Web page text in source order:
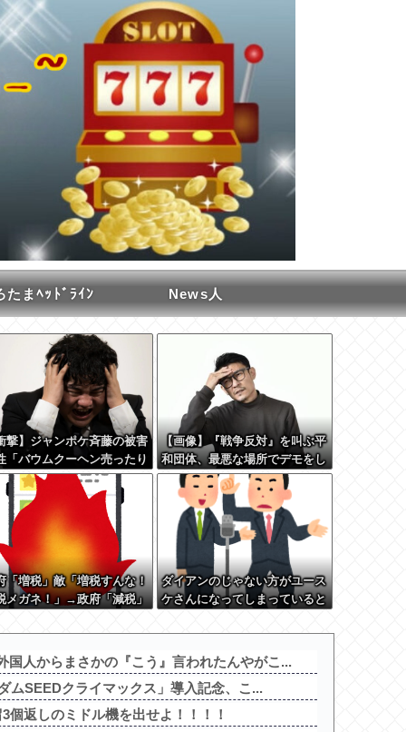
たまﾍｯﾄﾞﾗｲﾝ News人
撃】ジャンポケ斉藤の被害
「バウムクーヘン売ったり
ライブしててムカつい
ら示談しなかった」←コレ
さ…
【画像】『戦争反対』を叫ぶ平
和団体、最悪な場所でデモをし
てしまう
「増税」敵「増税すんな！
メガネ！」→政府「減税」
！」
ダイアンのじゃない方がユース
ケさんになってしまっていると
国人からまさかの『こう』言われたんやがこ...
ムSEEDクライマックス」導入記念、こ...
個返しのミドル機を出せよ！！！！